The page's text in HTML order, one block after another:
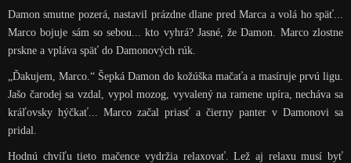
Damon smutne pozerá, nastavil prázdne dlane pred Marca a volá ho späť...
Marco bojuje sám so sebou... kto vyhrá? Jasné, že Damon. Marco zlostne
prskne a vpláva späť do Damonových rúk.
„Ďakujem, Marco.“ Šepká Damon do kožúška mačaťa a masíruje prvú ligu.
Jašo čarodej sa vzdal, vypol mozog, vyvalený na ramene upíra, necháva sa
kráľovsky hýčkať... Marco začal priasť a čierny panter v Damonovi sa
pridal.
Hodnú chvíľu tieto mačence vydržia relaxovať. Lež aj relaxu musí byť